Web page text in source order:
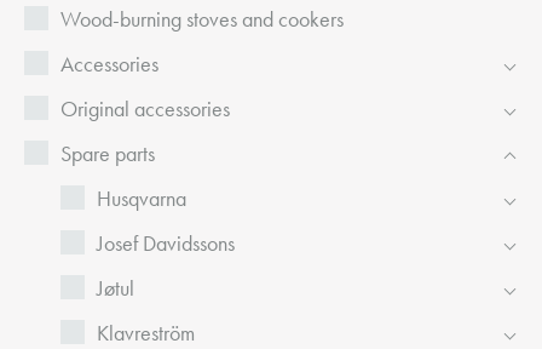
Wood-burning stoves and cookers
Accessories
Original accessories
Spare parts
Husqvarna
Josef Davidssons
Jøtul
Klavreström